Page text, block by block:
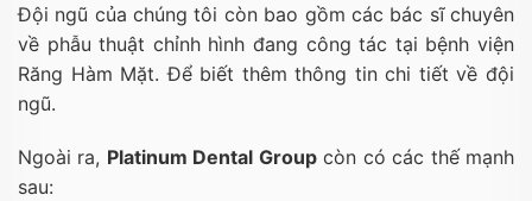
Đội ngũ của chúng tôi còn bao gồm các bác sĩ chuyên
về phẫu thuật chỉnh hình đang công tác tại bệnh viện
Răng Hàm Mặt. Để biết thêm thông tin chi tiết về đội
ngũ.
Ngoài ra, Platinum Dental Groupcòn có các thế mạnh
sau: